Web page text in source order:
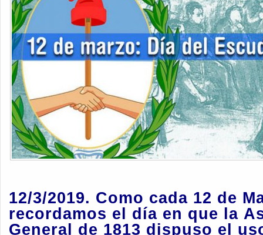
12/3/2019. Como cada 12 de
recordamos el día en que la
General de 1813 dispuso el